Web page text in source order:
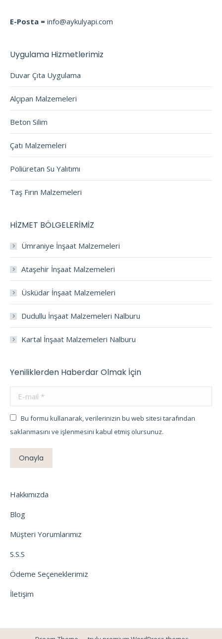
E-Posta = info@aykulyapi.com
Uygulama Hizmetlerimiz
Duvar Çıta Uygulama
Alçıpan Malzemeleri
Beton Silim
Çatı Malzemeleri
Poliüretan Su Yalıtımı
Taş Fırın Malzemeleri
HİZMET BÖLGELERİMİZ
Ümraniye İnşaat Malzemeleri
Ataşehir İnşaat Malzemeleri
Üsküdar İnşaat Malzemeleri
Dudullu İnşaat Malzemeleri Nalburu
Kartal İnşaat Malzemeleri Nalburu
Yeniliklerden Haberdar Olmak İçin
E-mail *
Bu formu kullanarak, verilerinizin bu web sitesi tarafından
saklanmasını ve işlenmesini kabul etmiş olursunuz.
Onayla
Hakkımızda
Blog
Müşteri Yorumlarımız
S.S.S
Ödeme Seçeneklerimiz
İletişim